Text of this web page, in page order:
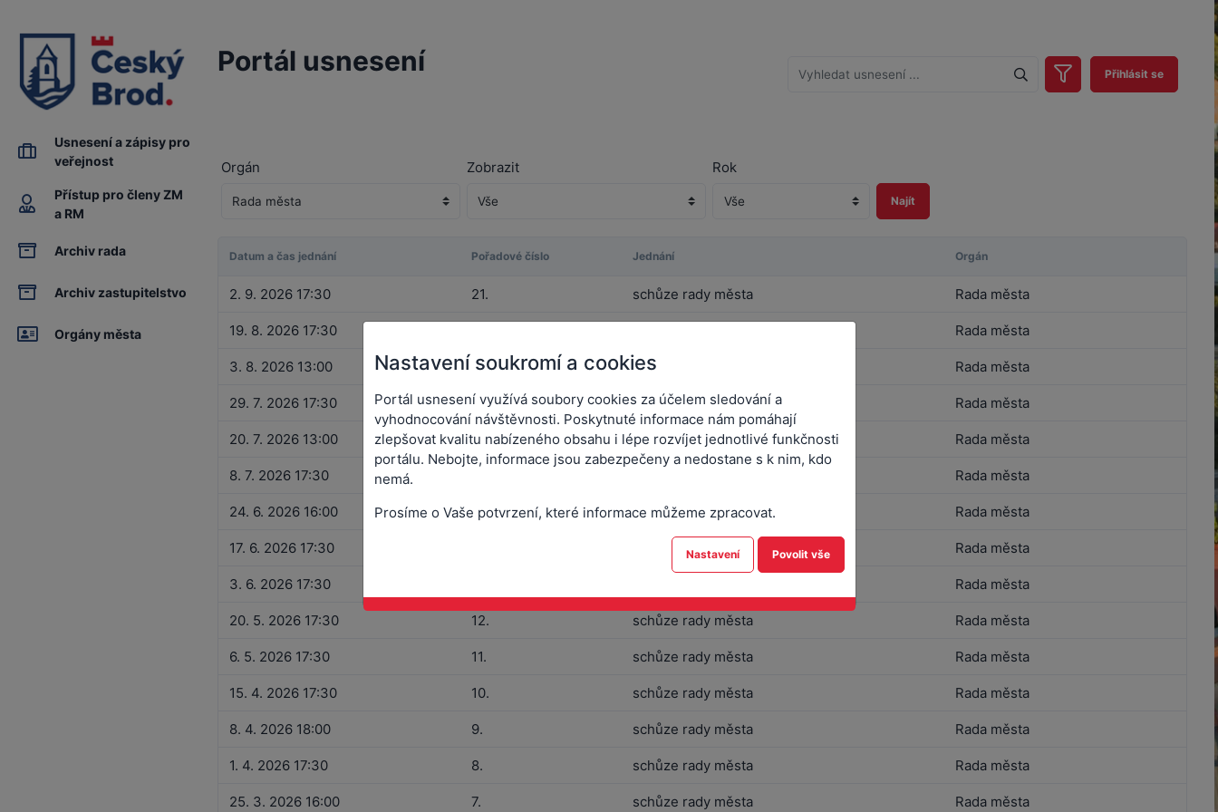
Usnesení a zápisy pro
veřejnost
Přístup pro členy ZM
a RM
Archiv rada
Archiv zastupitelstvo
Orgány města
Portál usnesení Přihlásit se
Orgán Zobrazit Rok
Datum a čas jednání Pořadové číslo Jednání Orgán
2. 9. 2026 17:30 21. schůze rady města Rada města
19. 8. 2026 17:30 Rada města
3. 8. 2026 13:00 19. schůze rady města Rada města
29. 7. 2026 17:30 18. schůze rady města Rada města
20. 7. 2026 13:00 17. schůze rady města Rada města
8. 7. 2026 17:30 Rada města
24. 6. 2026 16:00 15. schůze rady města Rada města
17. 6. 2026 17:30 schůze rady města Rada města
3. 6. 2026 17:30 Rada města
20. 5. 2026 17:30 12. schůze rady města Rada města
6. 5. 2026 17:30 11. schůze rady města Rada města
15. 4. 2026 17:30 10. schůze rady města Rada města
8. 4. 2026 18:00 9. schůze rady města Rada města
1. 4. 2026 17:30 8. schůze rady města Rada města
25. 3. 2026 16:00 7. schůze rady města Rada města
Nastavení soukromí a cookies
Portál usnesení využívá soubory cookies za účelem sledování a
vyhodnocování návštěvnosti. Poskytnuté informace nám pomáhají
zlepšovat kvalitu nabízeného obsahu i lépe rozvíjet jednotlivé funkčnosti
portálu. Nebojte, informace jsou zabezpečeny a nedostane s k nim, kdo
nemá.
Prosíme o Vaše potvrzení, které informace můžeme zpracovat.
Nastavení Povolit vše